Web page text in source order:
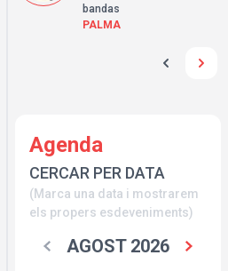
bandas
PALMA
Agenda
CERCAR PER DATA
(Marca una data i mostrarem
els propers esdeveniments)
AGOST 2026